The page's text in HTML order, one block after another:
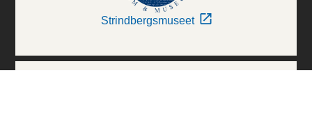
Strindbergsmuseet